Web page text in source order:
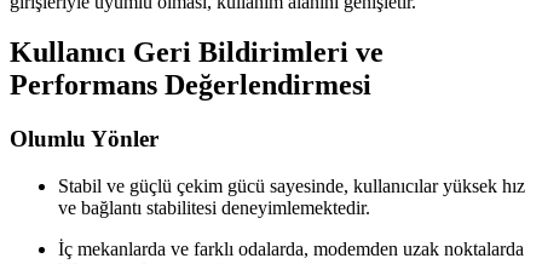
Kullanıcı Geri Bildirimleri ve
Performans Değerlendirmesi
Olumlu Yönler
Stabil ve güçlü çekim gücü sayesinde, kullanıcılar yüksek hız
ve bağlantı stabilitesi deneyimlemektedir.
İç mekanlarda ve farklı odalarda, modemden uzak noktalarda